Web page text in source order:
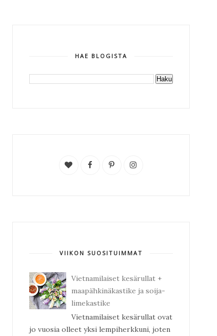
HAE BLOGISTA
VIIKON SUOSITUIMMAT
Vietnamilaiset kesärullat +
maapähkinäkastike ja soija-
limekastike
Vietnamilaiset kesärullat ovat
jo vuosia olleet yksi lempiherkkuni, joten